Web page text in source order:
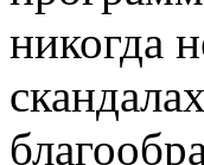
никогда